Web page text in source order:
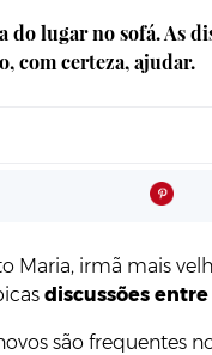
lugar no sofá. As
com certeza, ajudar.
Maria, irmã mais
discussões
são frequentes